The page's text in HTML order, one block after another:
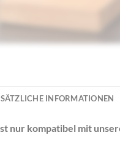
INFORMATIONEN
nur kompatibel mit